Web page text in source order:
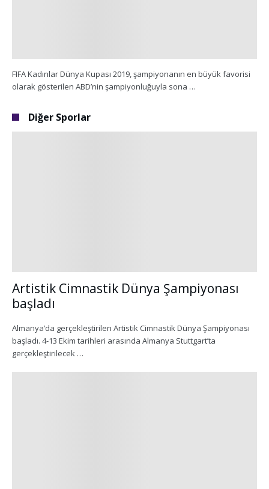
FIFA Kadınlar Dünya Kupası 2019, şampiyonanın en büyük favorisi
olarak gösterilen ABD’nin şampiyonluğuyla sona …
Diğer Sporlar
Artistik Cimnastik Dünya Şampiyonası
başladı
Almanya’da gerçekleştirilen Artistik Cimnastik Dünya Şampiyonası
başladı. 4-13 Ekim tarihleri arasında Almanya Stuttgart’ta
gerçekleştirilecek …